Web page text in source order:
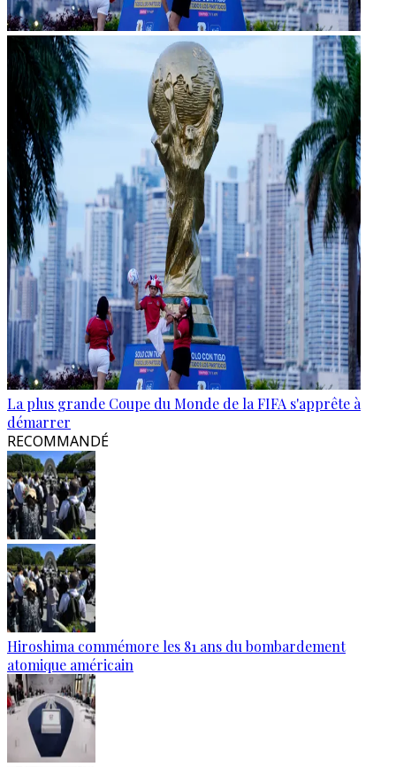
La plus grande Coupe du Monde de la FIFA s'apprête à
démarrer
RECOMMANDÉ
Hiroshima commémore les 81 ans du bombardement
atomique américain